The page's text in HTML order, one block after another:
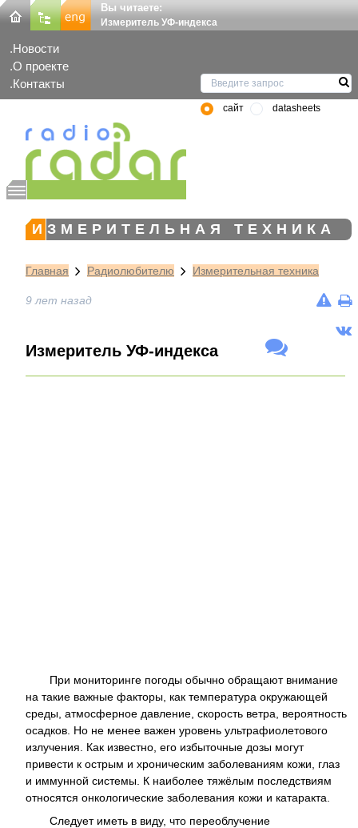
Вы читаете:
Измеритель УФ-индекса
Новости
О проекте
Контакты
сайт datasheets
ИЗМЕРИТЕЛЬНАЯ ТЕХНИКА
Главная Радиолюбителю Измерительная техника
9 лет назад
Измеритель УФ-индекса
При мониторинге погоды обычно обращают внимание
на такие важные факторы, как температура окружающей
среды, атмосферное давление, скорость ветра, вероятность
осадков. Но не менее важен уровень ультрафиолетового
излучения. Как известно, его избыточные дозы могут
привести к острым и хроническим заболеваниям кожи, глаз
и иммунной системы. К наиболее тяжёлым последствиям
относятся онкологические заболевания кожи и катаракта.
Следует иметь в виду, что переоблучение